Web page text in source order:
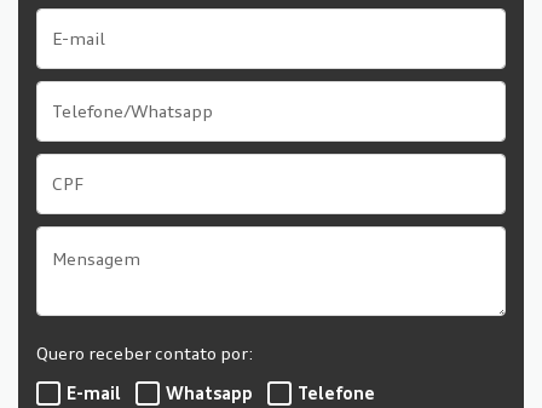
Quero receber contato por:
E-mail
Whatsapp Telefone